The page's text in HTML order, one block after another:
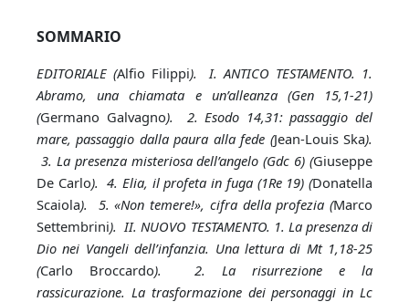
SOMMARIO
EDITORIALE (Alfio Filippi). I. ANTICO TESTAMENTO. 1.
Abramo, una chiamata e un’alleanza (Gen 15,1-21)
(Germano Galvagno). 2. Esodo 14,31: passaggio del
mare, passaggio dalla paura alla fede (Jean-Louis Ska).
3. La presenza misteriosa dell’angelo (Gdc 6) (Giuseppe
De Carlo). 4. Elia, il profeta in fuga (1Re 19) (Donatella
Scaiola). 5. «Non temere!», cifra della profezia (Marco
Settembrini). II. NUOVO TESTAMENTO. 1. La presenza di
Dio nei Vangeli dell’infanzia. Una lettura di Mt 1,18-25
(Carlo Broccardo). 2. La risurrezione e la
rassicurazione. La trasformazione dei personaggi in Lc